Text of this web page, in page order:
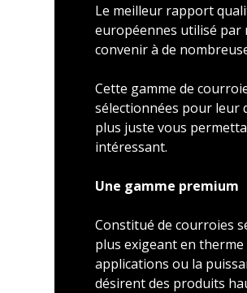
Le meilleur rapport
européennes utilisé
convenir à de
Cette gamme de
sélectionnées pour leur
plus juste vous
intéressant.
Une gamme premium
Constitué de courroies
plus exigeant en
applications ou la
désirent des produits